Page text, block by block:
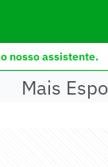
nosso assistente.
Mais